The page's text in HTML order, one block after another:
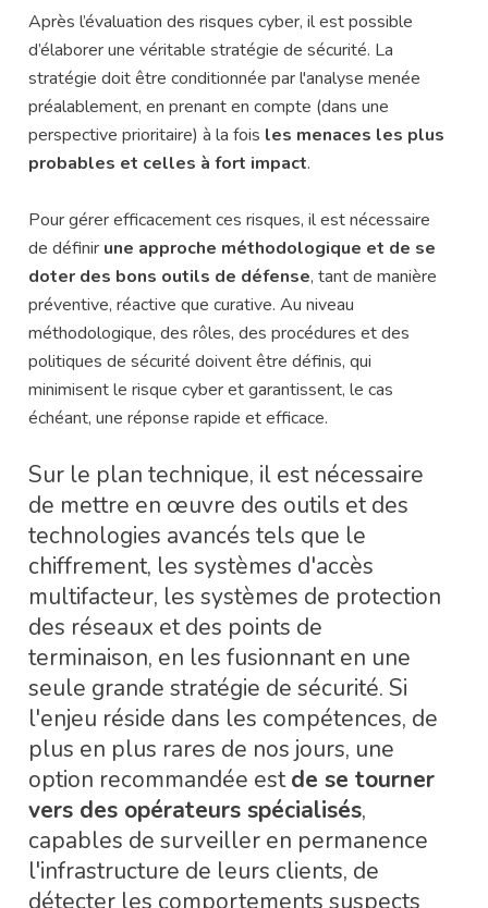
Après l’évaluation des risques cyber, il est possible
d’élaborer une véritable stratégie de sécurité. La
stratégie doit être conditionnée par l'analyse menée
préalablement, en prenant en compte (dans une
perspective prioritaire) à la fois les menaces les plus
probables et celles à fort impact.
Pour gérer efficacement ces risques, il est nécessaire
de définir une approche méthodologique et de se
doter des bons outils de défense, tant de manière
préventive, réactive que curative. Au niveau
méthodologique, des rôles, des procédures et des
politiques de sécurité doivent être définis, qui
minimisent le risque cyber et garantissent, le cas
échéant, une réponse rapide et efficace.
Sur le plan technique, il est nécessaire
de mettre en œuvre des outils et des
technologies avancés tels que le
chiffrement, les systèmes d'accès
multifacteur, les systèmes de protection
des réseaux et des points de
terminaison, en les fusionnant en une
seule grande stratégie de sécurité. Si
l'enjeu réside dans les compétences, de
plus en plus rares de nos jours, une
option recommandée estde se tourner
vers des opérateurs spécialisés,
capables de surveiller en permanence
l'infrastructure de leurs clients, de